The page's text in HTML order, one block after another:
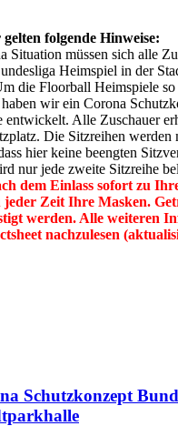
folgende Hinweise:
Situation müssen sich alle
Heimspiel in der
die Floorball Heimspiele
wir ein Corona
Alle Zuschauer
Die Sitzreihen werden
hier keine beengten
nur jede zweite Sitzreihe
dem Einlass sofort zu
jeder Zeit Ihre Masken.
werden. Alle weiteren
nachzulesen
Schutzkonzept